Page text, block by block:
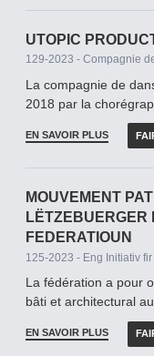
UTOPIC
129-2023 - Compagnie
La compagnie de
2018 par la
EN SAVOIR PLUS
MOUVEMENT
FEDERATIOUN
125-2023 - Eng Initiativ
La fédération a pour
bâti et architectural
EN SAVOIR PLUS